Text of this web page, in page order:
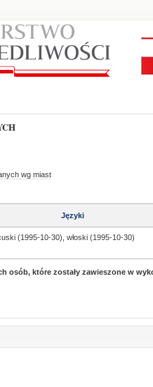
wg miast
Języki
(1995-10-30), włoski (1995-10-30)
osób, które zostały zawieszone w